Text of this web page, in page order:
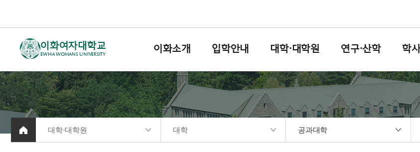
이화여자대학교
EWHA WOMANS UNIVERSITY
이화소개 입학안내 대학·대학원 연구·산학 학
대학·대학원 대학 공과대학